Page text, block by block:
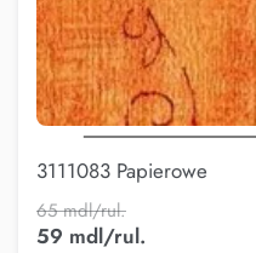
3111083 Papierowe
65 mdl/rul.
59 mdl/rul.